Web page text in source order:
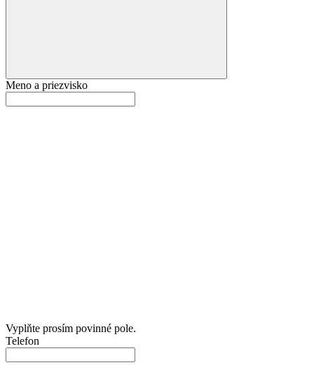
Meno a priezvisko
Vyplňte prosím povinné pole.
Telefon